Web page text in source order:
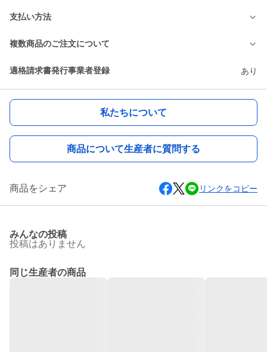
支払い方法
複数商品のご注文について
適格請求書発行事業者登録 あり
私たちについて
商品について生産者に質問する
商品をシェア リンクをコピー
みんなの投稿
投稿はありません
同じ生産者の商品